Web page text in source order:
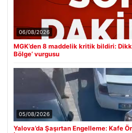
06/08/2026
MGK’den 8 maddelik kritik bildiri:
Bölge’ vurgusu
05/08/2026
Yalova’da Şaşırtan Engelleme: Kafe